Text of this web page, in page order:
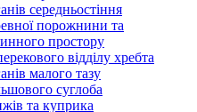
середньостіння
порожнини та
простору
відділу хребта
малого тазу
суглоба
та куприка